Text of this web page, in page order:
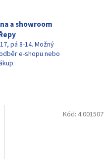
a showroom
pá 8-14. Možný
e-shopu nebo
Kód: 4.001507